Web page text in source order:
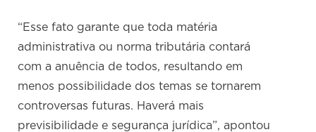
“Esse fato garante que toda matéria
administrativa ou norma tributária contará
com a anuência de todos, resultando em
menos possibilidade dos temas se tornarem
controversas futuras. Haverá mais
previsibilidade e segurança jurídica”, apontou